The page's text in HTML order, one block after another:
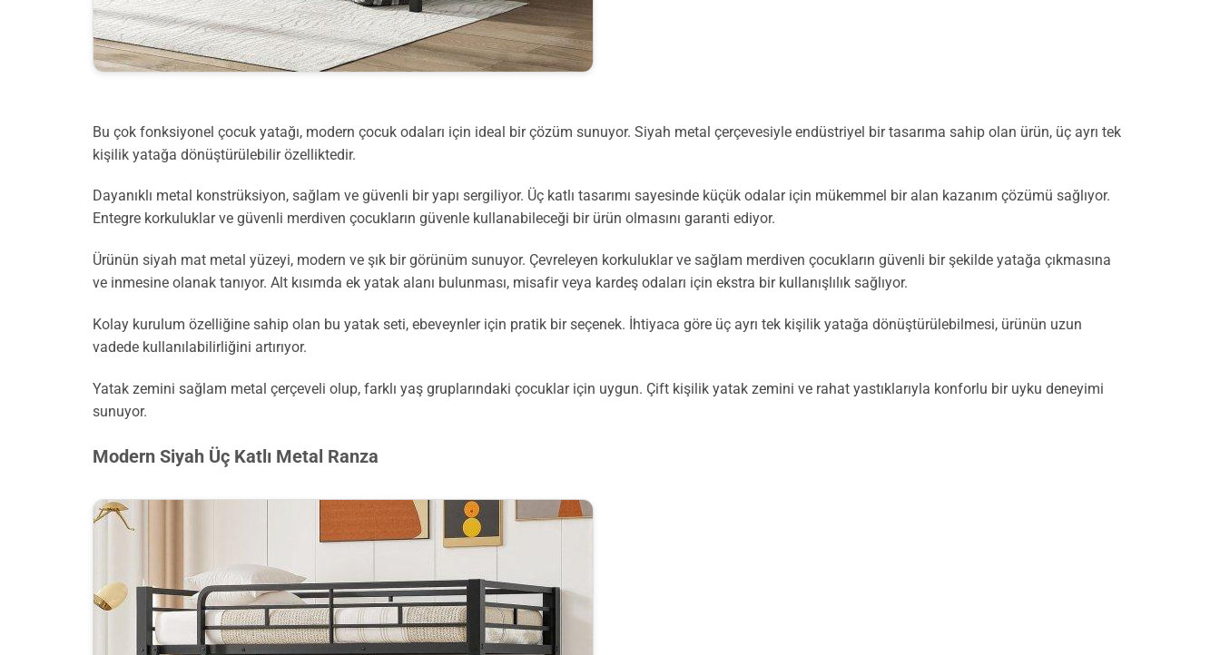
Bu çok fonksiyonel çocuk yatağı, modern çocuk odaları için ideal bir çözüm sunuyor. Siyah metal çerçevesiyle endüstriyel bir tasarıma sahip olan ürün, üç ayrı tek
kişilik yatağa dönüştürülebilir özelliktedir.
Dayanıklı metal konstrüksiyon, sağlam ve güvenli bir yapı sergiliyor. Üç katlı tasarımı sayesinde küçük odalar için mükemmel bir alan kazanım çözümü sağlıyor.
Entegre korkuluklar ve güvenli merdiven çocukların güvenle kullanabileceği bir ürün olmasını garanti ediyor.
Ürünün siyah mat metal yüzeyi, modern ve şık bir görünüm sunuyor. Çevreleyen korkuluklar ve sağlam merdiven çocukların güvenli bir şekilde yatağa çıkmasına
ve inmesine olanak tanıyor. Alt kısımda ek yatak alanı bulunması, misafir veya kardeş odaları için ekstra bir kullanışlılık sağlıyor.
Kolay kurulum özelliğine sahip olan bu yatak seti, ebeveynler için pratik bir seçenek. İhtiyaca göre üç ayrı tek kişilik yatağa dönüştürülebilmesi, ürünün uzun
vadede kullanılabilirliğini artırıyor.
Yatak zemini sağlam metal çerçeveli olup, farklı yaş gruplarındaki çocuklar için uygun. Çift kişilik yatak zemini ve rahat yastıklarıyla konforlu bir uyku deneyimi
sunuyor.
Modern Siyah Üç Katlı Metal Ranza